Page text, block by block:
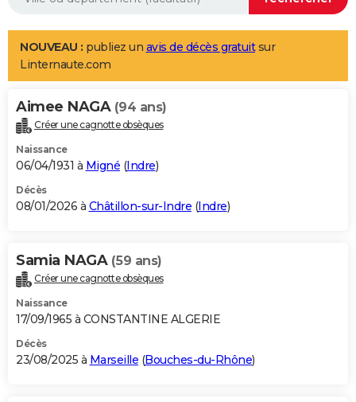
Aménagement intérieur
LIFESTYLE
Art de vivre
Bien-être
Loisirs
Mode
Modes de vie
Alimentation
Guide de la santé
Maladies
Médicaments
Sommeil
VOYAGE
Destinations
City break
Voyage nature
Voyage de noces
Forum
Climat
+PHOTO
GUIDES D'ACHAT
BONS PLANS
Carte de Noël
Carte Bonne année
Carte Saint-Valentin
Carte Pâques
Carte d'anniversaire
DICTIONNAIRE
Dictionnaire
Biographies
Citations
Expressions
Proverbes
PROGRAMME TV
S'inscrire
Se connecter
Lycées
Collèges
Primaires
Universités
Entreprises
Service militaire
Avis de recherche
AVIS DE DÉCÈS
NOUVEAU : publiez un avis de décès gratuitsur
Linternaute.com
Aimee NAGA (94 ans)
Créer une cagnotte obsèques
Naissance
06/04/1931 à Migné (Indre)
Décès
08/01/2026 à Châtillon-sur-Indre (Indre)
Samia NAGA (59 ans)
Créer une cagnotte obsèques
Naissance
17/09/1965 à CONSTANTINE ALGERIE
Décès
23/08/2025 à Marseille (Bouches-du-Rhône)